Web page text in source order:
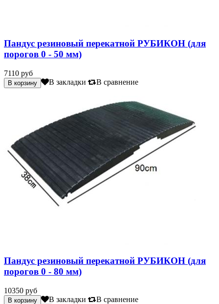
Пандус резиновый перекатной РУБИКОН (для
порогов 0 - 50 мм)
7110 руб
В закладки В сравнение
Пандус резиновый перекатной РУБИКОН (для
порогов 0 - 80 мм)
10350 руб
В закладки В сравнение